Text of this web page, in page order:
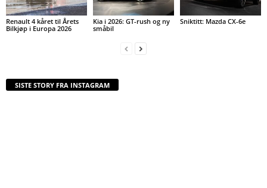
Renault 4 kåret til Årets
Bilkjøp i Europa 2026
Kia i 2026: GT-rush og ny
småbil
Sniktitt: Mazda CX-6e
SISTE STORY FRA INSTAGRAM